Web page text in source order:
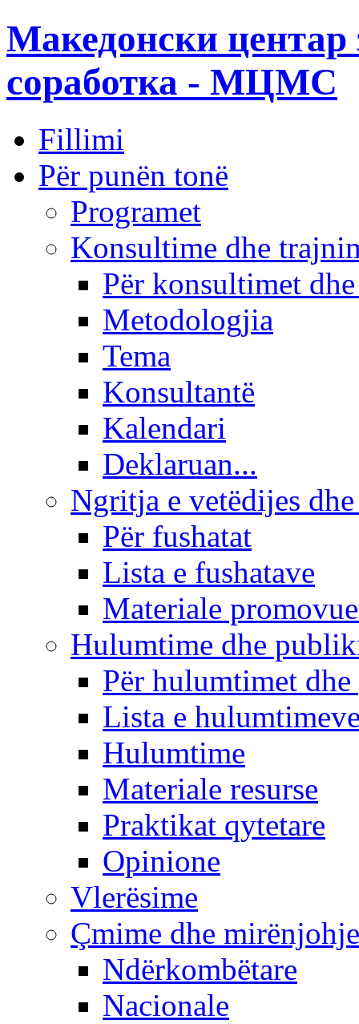
Македонски центар
соработка - МЦМС
Fillimi
Për punën tonë
Programet
Konsultime dhe
Për konsultimet
Metodologjia
Tema
Konsultantë
Kalendari
Deklaruan...
Ngritja e vetëdijes
Për fushatat
Lista e fushatave
Materiale
Hulumtime dhe
Për hulumtimet
Lista e
Hulumtime
Materiale resurse
Praktikat qytetare
Opinione
Vlerësime
Çmime dhe mirënjohje
Ndërkombëtare
Nacionale